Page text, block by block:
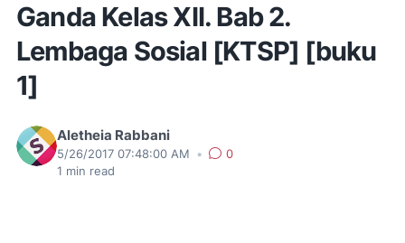
Ganda Kelas XII. Bab 2.
Lembaga Sosial [KTSP] [buku
1]
Aletheia Rabbani
5/26/2017 07:48:00 AM •
0
1 min read